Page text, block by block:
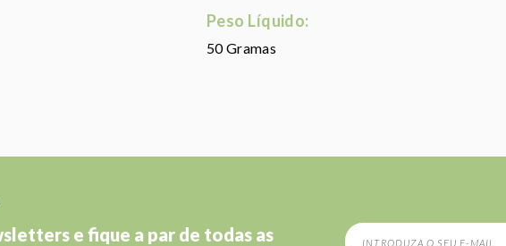
Peso Líquido:
50 Gramas
e fique a par de todas as